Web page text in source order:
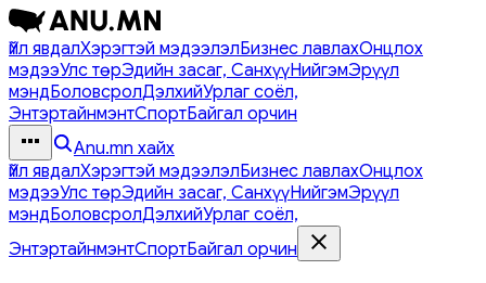
Үйл явдалХэрэгтэй мэдээлэлБизнес лавлахОнцлох
мэдээУлс төрЭдийн засаг, СанхүүНийгэмЭрүүл
мэндБоловсролДэлхийУрлаг соёл,
ЭнтэртайнмэнтСпортБайгал орчин
Anu.mn хайх
Үйл явдалХэрэгтэй мэдээлэлБизнес лавлахОнцлох
мэдээУлс төрЭдийн засаг, СанхүүНийгэмЭрүүл
мэндБоловсролДэлхийУрлаг соёл,
ЭнтэртайнмэнтСпортБайгал орчин